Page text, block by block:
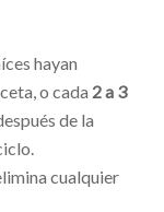
hayan
o cada 2 a 3
de la
cualquier